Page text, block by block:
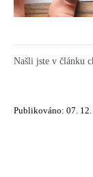
Našli jste v článku
Publikováno: 07.